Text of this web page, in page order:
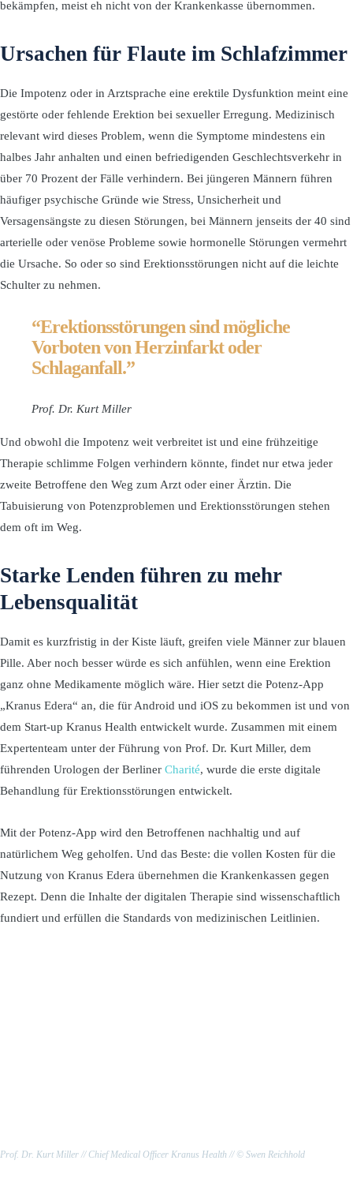
bekämpfen, meist eh nicht von der Krankenkasse übernommen.
Ursachen für Flaute im Schlafzimmer
Die Impotenz oder in Arztsprache eine erektile Dysfunktion meint eine
gestörte oder fehlende Erektion bei sexueller Erregung. Medizinisch
relevant wird dieses Problem, wenn die Symptome mindestens ein
halbes Jahr anhalten und einen befriedigenden Geschlechtsverkehr in
über 70 Prozent der Fälle verhindern. Bei jüngeren Männern führen
häufiger psychische Gründe wie Stress, Unsicherheit und
Versagensängste zu diesen Störungen, bei Männern jenseits der 40 sind
arterielle oder venöse Probleme sowie hormonelle Störungen vermehrt
die Ursache. So oder so sind Erektionsstörungen nicht auf die leichte
Schulter zu nehmen.
“Erektionsstörungen sind mögliche
Vorboten von Herzinfarkt oder
Schlaganfall.”
Prof. Dr. Kurt Miller
Und obwohl die Impotenz weit verbreitet ist und eine frühzeitige
Therapie schlimme Folgen verhindern könnte, findet nur etwa jeder
zweite Betroffene den Weg zum Arzt oder einer Ärztin. Die
Tabuisierung von Potenzproblemen und Erektionsstörungen stehen
dem oft im Weg.
Starke Lenden führen zu mehr
Lebensqualität
Damit es kurzfristig in der Kiste läuft, greifen viele Männer zur blauen
Pille. Aber noch besser würde es sich anfühlen, wenn eine Erektion
ganz ohne Medikamente möglich wäre. Hier setzt die Potenz-App
„Kranus Edera“ an, die für Android und iOS zu bekommen ist und von
dem Start-up Kranus Health entwickelt wurde. Zusammen mit einem
Expertenteam unter der Führung von Prof. Dr. Kurt Miller, dem
führenden Urologen der Berliner Charité, wurde die erste digitale
Behandlung für Erektionsstörungen entwickelt.
Mit der Potenz-App wird den Betroffenen nachhaltig und auf
natürlichem Weg geholfen. Und das Beste: die vollen Kosten für die
Nutzung von Kranus Edera übernehmen die Krankenkassen gegen
Rezept. Denn die Inhalte der digitalen Therapie sind wissenschaftlich
fundiert und erfüllen die Standards von medizinischen Leitlinien.
Prof. Dr. Kurt Miller // Chief Medical Officer Kranus Health // © Swen Reichhold